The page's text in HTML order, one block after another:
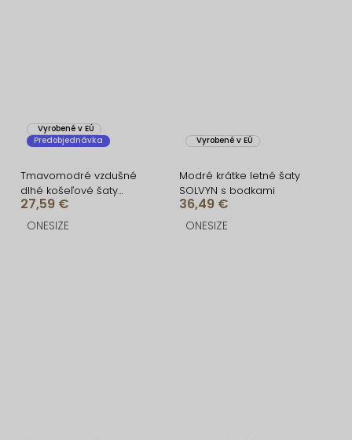
Vyrobené v EÚ
Predobjednávka
Tmavomodré vzdušné
dlhé košeľové šaty
GALORIA s opaskom
27,59 €
ONESIZE
Vyrobené v EÚ
Modré krátke letné šaty
SOLVYN s bodkami
36,49 €
ONESIZE